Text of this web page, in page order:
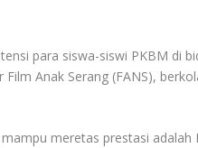
para siswa-siswi PKBM di
Anak Serang (FANS),
meretas prestasi adalah